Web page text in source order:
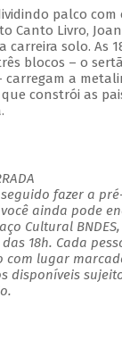
palco com
Canto Livro,
carreira solo. As
blocos – o
carregam a
constrói as
fazer a
ainda pode
Cultural
18h. Cada
com lugar
disponíveis